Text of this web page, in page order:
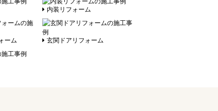
内装リフォーム
ーム 玄関ドアリフォーム